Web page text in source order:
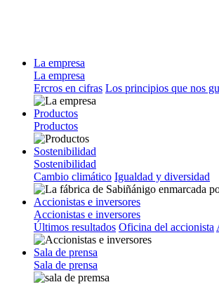
La empresa
La empresa
Ercros en cifras Los principios que nos
Productos
Productos
Sostenibilidad
Sostenibilidad
Cambio climático Igualdad y diversidad
Accionistas e inversores
Accionistas e inversores
Últimos resultados Oficina del accionista
Sala de prensa
Sala de prensa